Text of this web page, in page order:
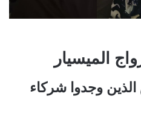
الميسيار
وجدوا شركاء